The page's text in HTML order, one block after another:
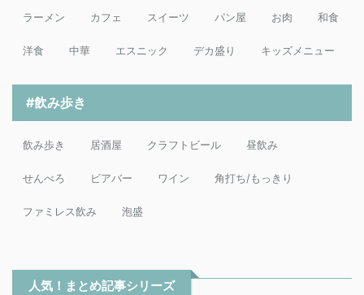
ラーメン カフェ スイーツ パン屋 お肉 和食
洋食 中華 エスニック デカ盛り キッズメニュー
#飲み歩き
飲み歩き 居酒屋 クラフトビール 昼飲み
せんべろ ビアバー ワイン 角打ち/もっきり
ファミレス飲み 泡盛
人気！まとめ記事シリーズ